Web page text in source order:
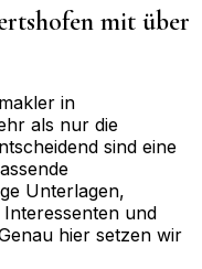
mit über
in
als nur die
sind eine
Unterlagen,
und
hier setzen wir